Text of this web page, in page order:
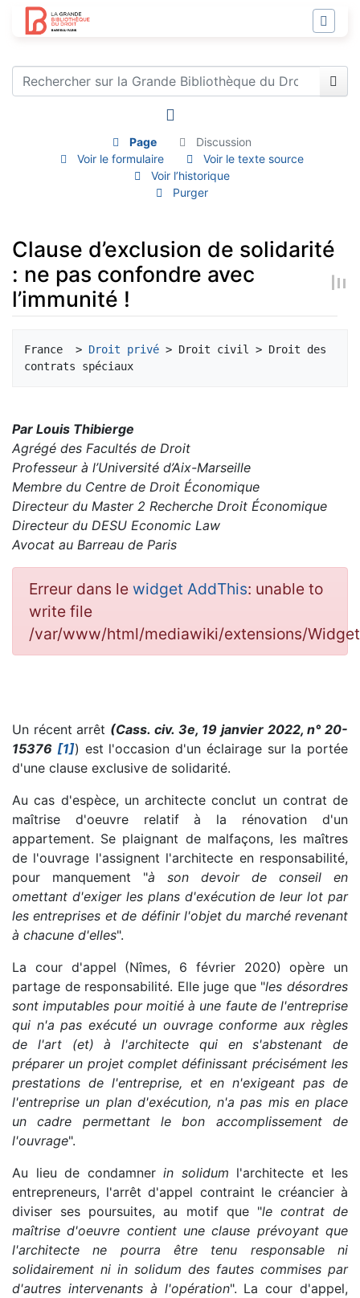
Page
Discussion
Voir le formulaire
Voir le texte source
Voir l’historique
Purger
Clause d’exclusion de solidarité
: ne pas confondre avec
l’immunité !
France  > Droit privé > Droit civil > Droit des
Par Louis Thibierge
Agrégé des Facultés de Droit
Professeur à l’Université d’Aix-Marseille
Membre du Centre de Droit Économique
Directeur du Master 2 Recherche Droit Économique
Directeur du DESU Economic Law
Avocat au Barreau de Paris
Erreur dans le widget AddThis: unable to
write file
/var/www/html/mediawiki/extensions/
Un récent arrêt (Cass. civ. 3e, 19 janvier 2022, n° 20-
15376 [1]) est l'occasion d'un éclairage sur la portée
d'une clause exclusive de solidarité.
Au cas d'espèce, un architecte conclut un contrat de
maîtrise d'oeuvre relatif à la rénovation d'un
appartement. Se plaignant de malfaçons, les maîtres
de l'ouvrage l'assignent l'architecte en responsabilité,
pour manquement "à son devoir de conseil en
omettant d'exiger les plans d'exécution de leur lot par
les entreprises et de définir l'objet du marché revenant
à chacune d'elles".
La cour d'appel (Nîmes, 6 février 2020) opère un
partage de responsabilité. Elle juge que "les désordres
sont imputables pour moitié à une faute de l'entreprise
qui n'a pas exécuté un ouvrage conforme aux règles
de l'art (et) à l'architecte qui en s'abstenant de
préparer un projet complet définissant précisément les
prestations de l'entreprise, et en n'exigeant pas de
l'entreprise un plan d'exécution, n'a pas mis en place
un cadre permettant le bon accomplissement de
l'ouvrage".
Au lieu de condamner in solidum l'architecte et les
entrepreneurs, l'arrêt d'appel contraint le créancier à
diviser ses poursuites, au motif que "le contrat de
maîtrise d'oeuvre contient une clause prévoyant que
l'architecte ne pourra être tenu responsable ni
solidairement ni in solidum des fautes commises par
d'autres intervenants à l'opération". La cour d'appel,